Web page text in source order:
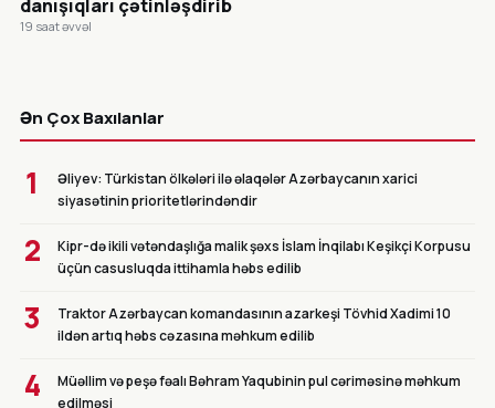
danışıqları çətinləşdirib
19 saat əvvəl
Ən Çox Baxılanlar
1
Əliyev: Türkistan ölkələri ilə əlaqələr Azərbaycanın xarici
siyasətinin prioritetlərindəndir
2
Kipr-də ikili vətəndaşlığa malik şəxs İslam İnqilabı Keşikçi Korpusu
üçün casusluqda ittihamla həbs edilib
3
Traktor Azərbaycan komandasının azarkeşi Tövhid Xadimi 10
ildən artıq həbs cəzasına məhkum edilib
4
Müəllim və peşə fəalı Bəhram Yaqubinin pul cəriməsinə məhkum
edilməsi